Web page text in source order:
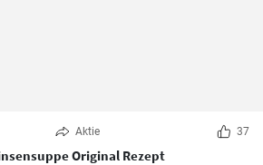
Aktie 37
Original Rezept